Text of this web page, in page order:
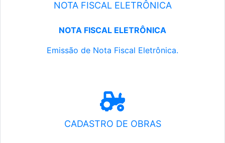
NOTA FISCAL ELETRÔNICA
NOTA FISCAL ELETRÔNICA
Emissão de Nota Fiscal Eletrônica.
CADASTRO DE OBRAS